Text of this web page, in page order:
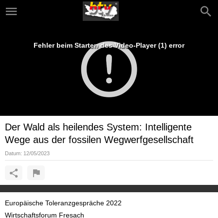
Fehler beim Starten des Video-Player (1) error
Der Wald als heilendes System: Intelligente
Wege aus der fossilen Wegwerfgesellschaft
Datum: 12/05/2023
Europäische Toleranzgespräche 2022
Wirtschaftsforum Fresach